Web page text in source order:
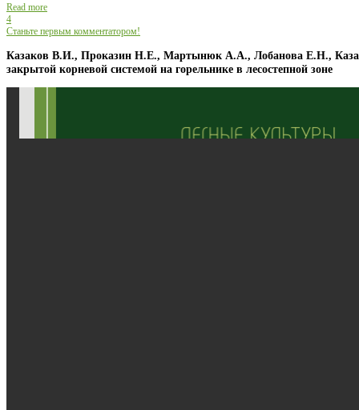
Read more
4
Станьте первым комментатором!
Казаков В.И., Проказин Н.Е., Мартынюк А.А., Лобанова Е.Н.,
закрытой корневой системой на горельнике в лесостепной зоне